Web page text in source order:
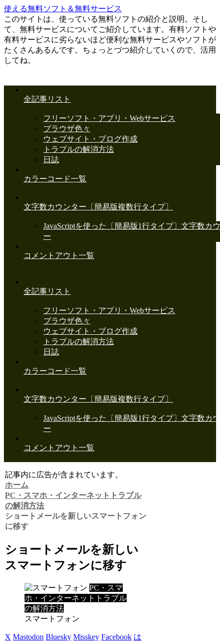
使える無料ソフト＆無料サービス
このサイトは、使っている無料ソフトの紹介と説明。そし
て、無料サービスについてご紹介しています。有料ソフトや
有料サービスに劣らないほど便利な無料サービスやソフトが
たくさんあるんです。ちょっとづつ紹介していくので、活用
してね。
全記事リスト
フリーソフト・アプリ・Webサービス
ブラウザ色々
ウェブサイト・ブログ作成
トラブルの解消方法
日誌
カラーコード一覧
文字数カウンター〔簡易版複数行タイプ〕
JavaScriptを使った〔簡易版1行タイプ〕文字数カ
ー
コメントアウト一覧
全記事リスト
フリーソフト・アプリ・Webサービス
ブラウザ色々
ウェブサイト・ブログ作成
トラブルの解消方法
日誌
カラーコード一覧
文字数カウンター〔簡易版複数行タイプ〕
JavaScriptを使った〔簡易版1行タイプ〕文字数カ
ー
コメントアウト一覧
記事内に広告が含まれています。
ホーム
PC・スマホ・インターネットトラブル
の解消方法
ショートメールを新しいスマートフォン
に移す
ショートメールを新しい
スマートフォンに移す
PC・スマ
ホ・インターネットトラブル
の解消方法
スマートフォン
X Mastodon Bluesky Misskey Facebook は